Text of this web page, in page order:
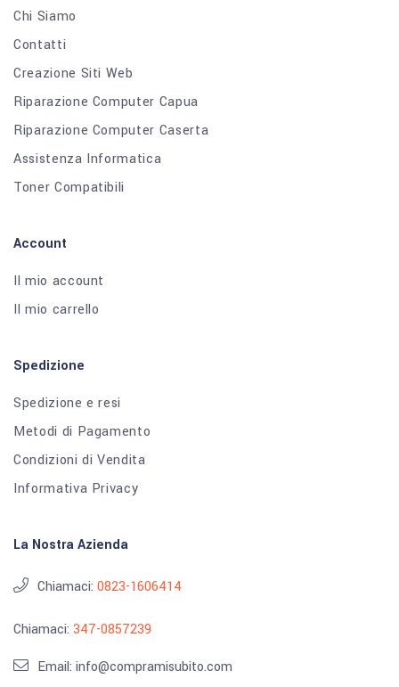
Chi Siamo
Contatti
Creazione Siti Web
Riparazione Computer Capua
Riparazione Computer Caserta
Assistenza Informatica
Toner Compatibili
Account
Il mio account
Il mio carrello
Spedizione
Spedizione e resi
Metodi di Pagamento
Condizioni di Vendita
Informativa Privacy
La Nostra Azienda
Chiamaci: 0823-1606414
Chiamaci: 347-0857239
Email: info@compramisubito.com